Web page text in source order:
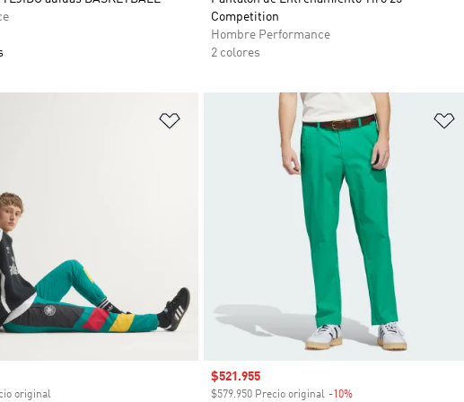
Competition
Hombre Performance
2 colores
Añadir a la lista de deseos
original
Precio de venta
$521.955
$579.950 Precio original -10%